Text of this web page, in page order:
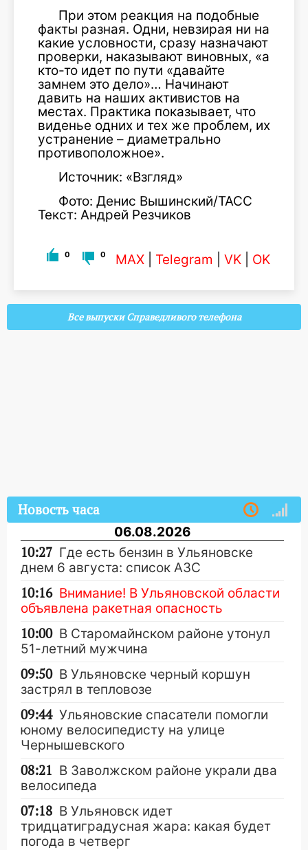
При этом реакция на подобные
факты разная. Одни, невзирая ни на
какие условности, сразу назначают
проверки, наказывают виновных, «а
кто-то идет по пути «давайте
замнем это дело»… Начинают
давить на наших активистов на
местах. Практика показывает, что
виденье одних и тех же проблем, их
устранение – диаметрально
противоположное».
Источник: «Взгляд»
Фото: Денис Вышинский/ТАСС
Текст: Андрей Резчиков
0 0 MAX Telegram VK OK
Все выпуски Справедливого телефона
Новость часа
06.08.2026
10:27 Где есть бензин в Ульяновске
днем 6 августа: список АЗС
10:16 Внимание! В Ульяновской области
объявлена ракетная опасность
10:00 В Старомайнском районе утонул
51-летний мужчина
09:50 В Ульяновске черный коршун
застрял в тепловозе
09:44 Ульяновские спасатели помогли
юному велосипедисту на улице
Чернышевского
08:21 В Заволжском районе украли два
велосипеда
07:18 В Ульяновск идет
тридцатиградусная жара: какая будет
погода в четверг